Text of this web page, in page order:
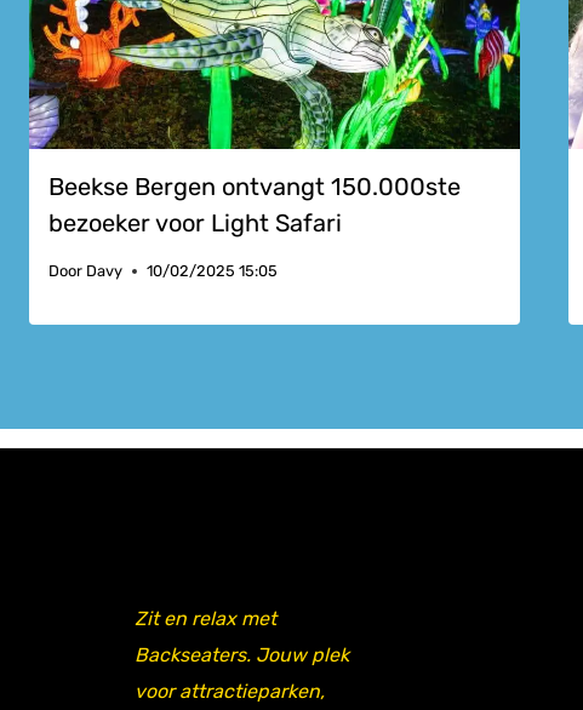
Beekse Bergen ontvangt 150.000ste
bezoeker voor Light Safari
Door Davy 10/02/2025 15:05
Zit en relax met
Backseaters. Jouw plek
voor attractieparken,